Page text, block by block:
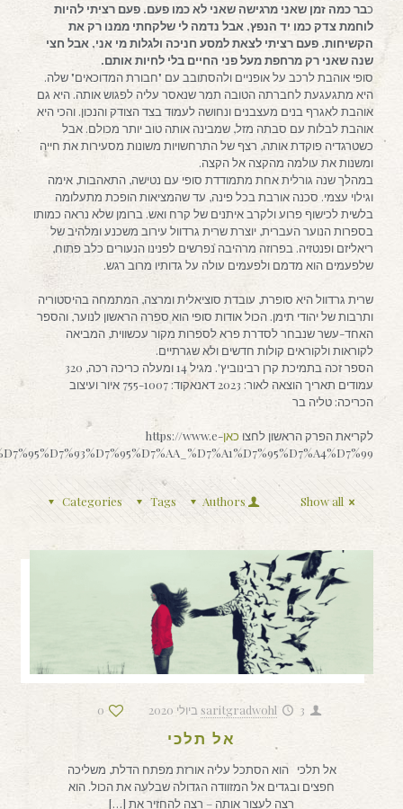
כבר כמה זמן שאני מרגישה שאני לא כמו פעם. פעם רציתי להיות
לוחמת צדק כמו יד הנפץ, אבל נדמה לי שלקחתי ממנו רק את
הקשיחות. פעם רציתי לצאת למסע חניכה ולגלות מי אני, אבל חצי
שנה שאני רק מרחפת מעל פני החיים בלי לחיות אותם.
סופי אוהבת לרכב על אופניים ולהסתובב עם "חבורת המדוכאים" שלה.
היא מתגעגעת לחברתה הטובה תמר שנאסר עליה לפגוש אותה. היא גם
אוהבת לאגרף בנים מעצבנים ונחושה לעמוד בצד הצודק והנכון. והכי היא
אוהבת לבלות עם סבתה מזל, שמבינה אותה טוב יותר מכולם. אבל
כשטרגדיה פוקדת אותה, רצף של התרחשויות משונות מסעירות את חייה
ומשנות את עולמה מהקצה אל הקצה.
במהלך שנה גורלית אחת מתמודדת סופי עם נטישה, התאהבות, אימה
וגילוי עצמי. סכנה אורבת בכל פינה, עד שהמציאות הופכת מתעלומה
בלשית לכישוף פרוע ולקרב איתנים של קרח ואש. ברומן שלא נראה כמותו
בספרות הנוער העברית, יוצרת שרית גרדוול עירוב משכנע ומלהיב של
ריאליזם ופנטזיה. בפרוזה מרהיבה נפרשים לפנינו הנעורים כלב פתוח,
שלפעמים הוא מדמם ולפעמים עולה על גדותיו מרוב רגש.
שרית גרדוול היא סופרת, עובדת סוציאלית ומרצה, המתמחה בהיסטוריה
ותרבות של יהודי תימן. הכול אודות סופי הוא ספרה הראשון לנוער, והספר
האחד-עשר שנבחר לסדרת פרא לספרות מקור עכשווית, המביאה
לקוראות ולקוראים קולות חדשים ולא שגרתיים.
הספר זכה בתמיכת קרן רבינוביץ'. מגיל 14 ומעלה כריכה רכה, 320
עמודים תאריך הוצאה לאור: 2023 דאנאקוד: 755-1007 איור ועיצוב
הכריכה: טליה בר
לקריאת הפרק הראשון לחצו כאןhttps://www.e-
Categories Tags Authors Show all
saritgradwohl 3 ביולי 2020 0
אל תלכי
אל תלכי הוא הסתכל עליה אורזת מפתח הדלת, משליכה
חפצים ובגדים אל המזוודה הגדולה שבלעה את הכול. הוא
רצה לעצור אותה – רצה להחזיר את […]